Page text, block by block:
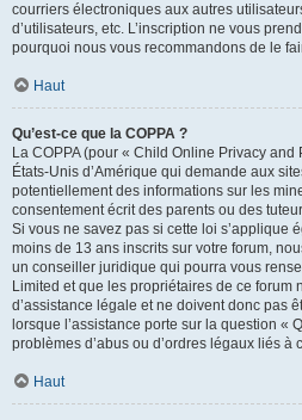
courriers électroniques aux autres
d’utilisateurs, etc. L’inscription ne vous
pourquoi nous vous recommandons de le
Haut
Qu’est-ce que la COPPA ?
La COPPA (pour « Child Online Privacy
États-Unis d’Amérique qui demande aux
potentiellement des informations sur les
consentement écrit des parents ou des
Si vous ne savez pas si cette loi s’applique
moins de 13 ans inscrits sur votre forum,
un conseiller juridique qui pourra vous
Limited et que les propriétaires de ce forum
d’assistance légale et ne doivent donc pas
lorsque l’assistance porte sur la question «
problèmes d’abus ou d’ordres légaux liés à
Haut